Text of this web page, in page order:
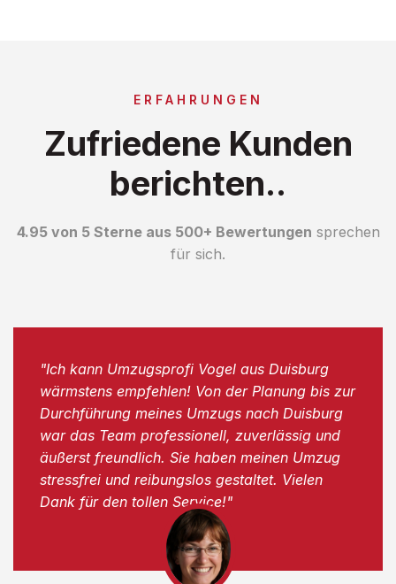
ERFAHRUNGEN
Zufriedene Kunden
berichten..
4.95 von 5 Sterne aus 500+ Bewertungen sprechen
für sich.
"Ich kann Umzugsprofi Vogel aus Duisburg
wärmstens empfehlen! Von der Planung bis zur
Durchführung meines Umzugs nach Duisburg
war das Team professionell, zuverlässig und
äußerst freundlich. Sie haben meinen Umzug
stressfrei und reibungslos gestaltet. Vielen
Dank für den tollen Service!"